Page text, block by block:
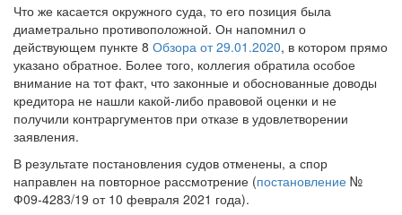
Что же касается окружного суда, то его позиция была
диаметрально противоположной. Он напомнил о
действующем пункте 8 Обзора от 29.01.2020, в котором прямо
указано обратное. Более того, коллегия обратила особое
внимание на тот факт, что законные и обоснованные доводы
кредитора не нашли какой-либо правовой оценки и не
получили контраргументов при отказе в удовлетворении
заявления.
В результате постановления судов отменены, а спор
направлен на повторное рассмотрение (постановление №
Ф09-4283/19 от 10 февраля 2021 года).